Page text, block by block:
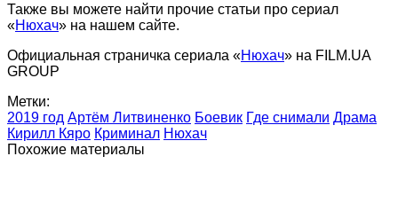
Также вы можете найти прочие статьи про сериал
«Нюхач» на нашем сайте.
Официальная страничка сериала «Нюхач» на FILM.UA
GROUP
Метки:
2019 год Артём Литвиненко Боевик Где снимали Драма
Кирилл Кяро Криминал Нюхач
Похожие материалы